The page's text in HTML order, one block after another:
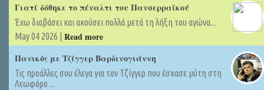
Γιατί δόθηκε το πέναλτι του Πανσερραϊκού
Έχω διαβάσει και ακούσει πολλά μετά τη λήξη του αγώνα...
May 04 2026 | Read more
Πανικός με Τζίγγερ Βαρδινογιάννη
Τις προάλλες σου έλεγα για τον Τζίγγερ που έσκασε μύτη στη
Λεωφόρο ...